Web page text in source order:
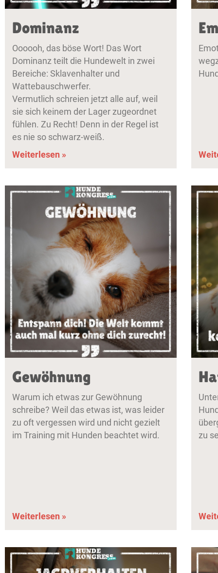
Dominanz
Oooooh, das böse Wort! Das Wort
Dominanz teilt die Hundewelt in zwei
Bereiche: Sklavenhalter und
Wattebauschwerfer.
Vermutlich schreien jetzt alle auf, weil
sie sich keinem der Lager zugeordnet
fühlen. Zu Recht! Denn in der Regel ist
es nie so schwarz-weiß.
Weiterlesen »
Gewöhnung
Warum ich etwas zur Gewöhnung
schreibe? Weil das etwas ist, was leider
zu oft vergessen wird und nicht gezielt
im Training mit Hunden beachtet wird.
Weiterlesen »
zu